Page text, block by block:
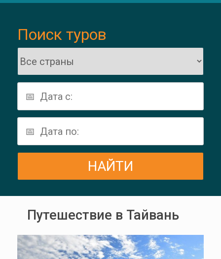
Поиск туров
Путешествие в Тайвань